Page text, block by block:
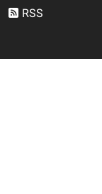
RSS